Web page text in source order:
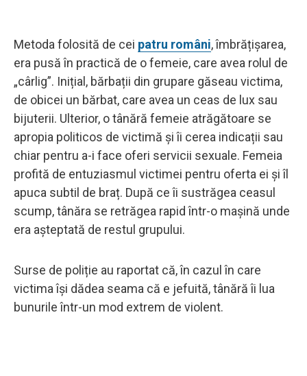
Metoda folosită de cei patru români, îmbrățișarea,
era pusă în practică de o femeie, care avea rolul de
„cârlig”. Inițial, bărbații din grupare găseau victima,
de obicei un bărbat, care avea un ceas de lux sau
bijuterii. Ulterior, o tânără femeie atrăgătoare se
apropia politicos de victimă și îi cerea indicații sau
chiar pentru a-i face oferi servicii sexuale. Femeia
profită de entuziasmul victimei pentru oferta ei și îl
apuca subtil de braț. După ce îi sustrăgea ceasul
scump, tânăra se retrăgea rapid într-o mașină unde
era așteptată de restul grupului.
Surse de poliție au raportat că, în cazul în care
victima își dădea seama că e jefuită, tânără îi lua
bunurile într-un mod extrem de violent.